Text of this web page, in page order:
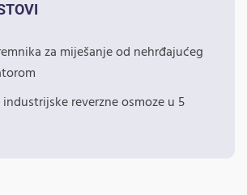
za miješanje od nehrđajućeg
reverzne osmoze u 5